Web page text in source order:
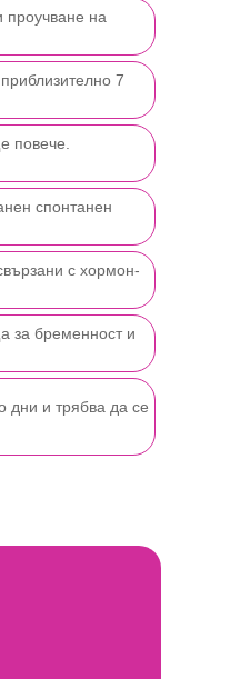
проучване на
7
повече.
спонтанен
с хормон-
за бременност и
дни и трябва да се